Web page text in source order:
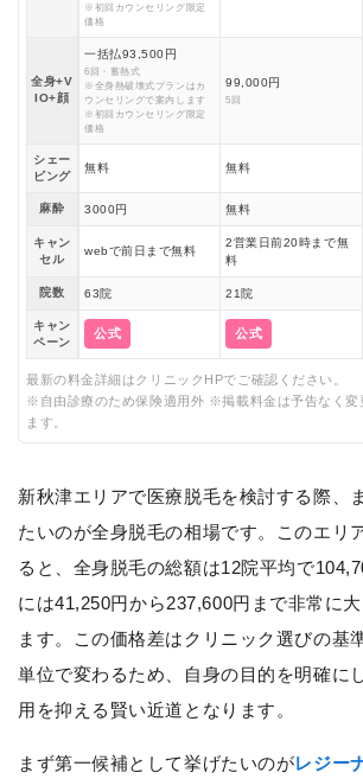
※初回カウンセリング限定
価格
全身+V
IO+顔
一括払93,500円
6回・蓄熱式
※全身熱破壊式プランはカ
ウンセリングで案内します
※初回カウンセリング限定
価格
99,000円
5回
シェー
ビング
無料 無料
麻酔 3000円 無料
キャン
セル
webで前日まで無料
2営業日前20時まで無
料
院数 63院 21院
キャン
ペーン
公式 公式
最新の料金詳細はクリニックHPでご確認ください。
※自由診療のため保険適用外 ※掲載料金は予告なく変
ます。
新秋津エリアで医療脱毛を検討する際、
たいのが全身脱毛の相場です。このエリ
ると、全身脱毛の総額は12院平均で
には41,250円から237,600円まで非常に
ます。この価格差はクリニック選びの基
単位で変わるため、自身の目的を明確に
用を抑える賢い近道となります。
まず第一候補として挙げたいのがレジー